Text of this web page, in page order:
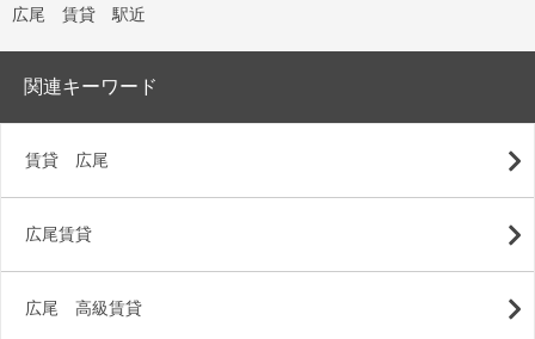
広尾 賃貸 駅近
関連キーワード
賃貸 広尾
広尾賃貸
広尾 高級賃貸